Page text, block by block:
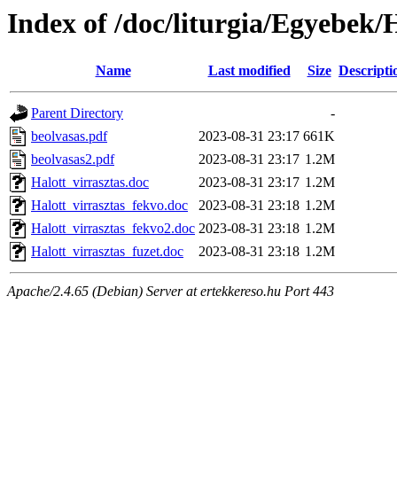
Index of /doc/liturgia/Egyebek/
Name Last modified Size
Parent Directory
-
beolvasas.pdf
2023-08-31 23:17 661K
beolvasas2.pdf
2023-08-31 23:17 1.2M
Halott_virrasztas.doc
2023-08-31 23:17 1.2M
Halott_virrasztas_fekvo.doc
2023-08-31 23:18 1.2M
Halott_virrasztas_fekvo2.doc 2023-08-31 23:18 1.2M
Halott_virrasztas_fuzet.doc
2023-08-31 23:18 1.2M
Apache/2.4.65 (Debian) Server at ertekkereso.hu Port 443